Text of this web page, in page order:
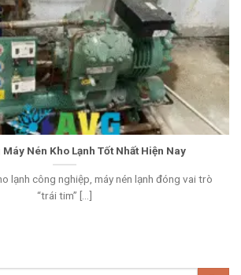
Nén Kho Lạnh Tốt Nhất Hiện Nay
lạnh công nghiệp, máy nén lạnh đóng vai trò
“trái tim” [...]